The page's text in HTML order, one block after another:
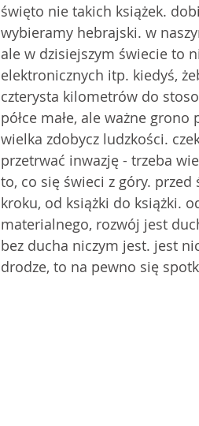
święto nie takich książek.
wybieramy hebrajski. w
ale w dzisiejszym świecie to
elektronicznych itp. kiedyś,
czterysta kilometrów do
półce małe, ale ważne
wielka zdobycz ludzkości.
przetrwać inwazję - trzeba
to, co się świeci z góry.
kroku, od książki do książki.
materialnego, rozwój jest
bez ducha niczym jest. jest
drodze, to na pewno się